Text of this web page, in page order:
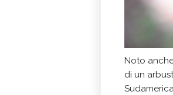
Noto
di un